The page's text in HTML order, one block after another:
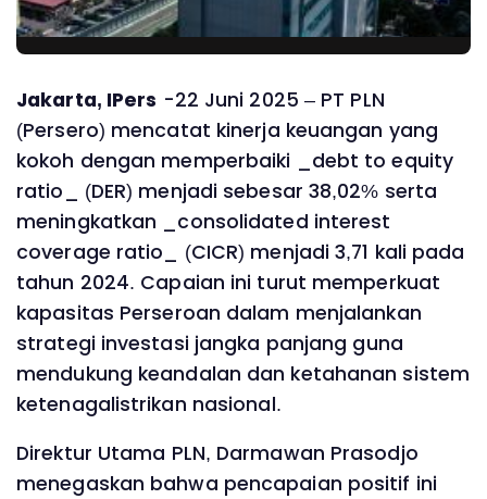
Jakarta, IPers -22 Juni 2025 – PT PLN
(Persero) mencatat kinerja keuangan yang
kokoh dengan memperbaiki _debt to equity
ratio_ (DER) menjadi sebesar 38,02% serta
meningkatkan _consolidated interest
coverage ratio_ (CICR) menjadi 3,71 kali pada
tahun 2024. Capaian ini turut memperkuat
kapasitas Perseroan dalam menjalankan
strategi investasi jangka panjang guna
mendukung keandalan dan ketahanan sistem
ketenagalistrikan nasional.
Direktur Utama PLN, Darmawan Prasodjo
menegaskan bahwa pencapaian positif ini